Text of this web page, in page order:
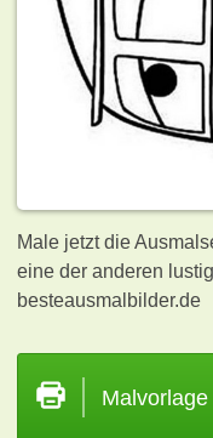
Male jetzt die
eine der anderen
besteausmalbilder.de